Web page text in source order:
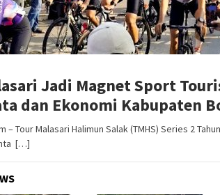
Jadi Magnet Sport
dan Ekonomi Kabupaten
– Tour Malasari Halimun Salak (TMHS) Series 2
[…]